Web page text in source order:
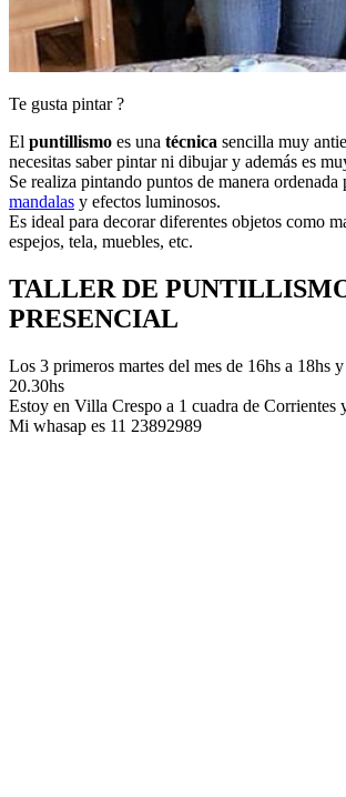
Te gusta pintar ?
El puntillismo es una técnica sencilla muy
necesitas saber pintar ni dibujar y además es
Se realiza pintando puntos de manera ordenada
mandalas y efectos luminosos.
Es ideal para decorar diferentes objetos como
espejos, tela, muebles, etc.
TALLER DE
PRESENCIAL
Los 3 primeros martes del mes de 16hs a 18hs
20.30hs
Estoy en Villa Crespo a 1 cuadra de Corrientes
Mi whasap es 11 23892989